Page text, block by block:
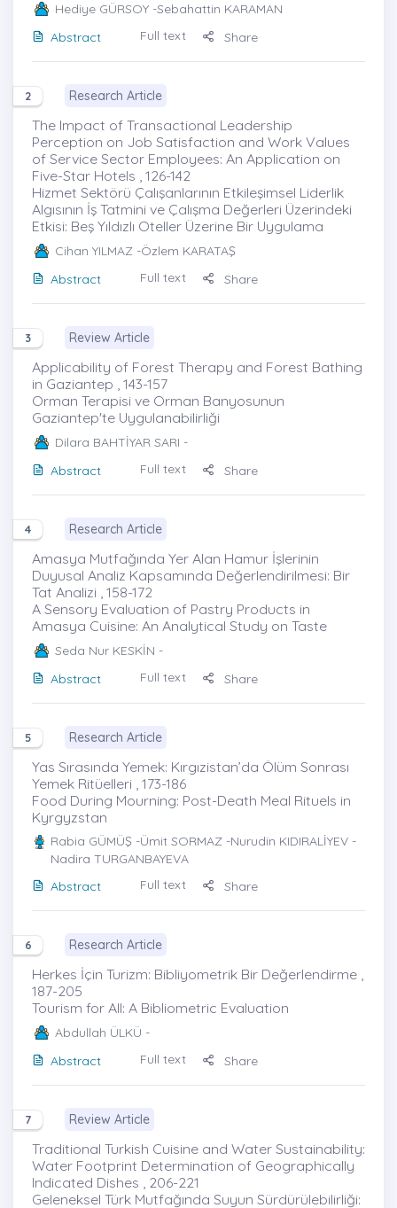
Hediye GÜRSOY -Sebahattin KARAMAN
Abstract
Full text Share
2 Research Article
The Impact of Transactional Leadership
Perception on Job Satisfaction and Work Values
of Service Sector Employees: An Application on
Five-Star Hotels , 126-142
Hizmet Sektörü Çalışanlarının Etkileşimsel Liderlik
Algısının İş Tatmini ve Çalışma Değerleri Üzerindeki
Etkisi: Beş Yıldızlı Oteller Üzerine Bir Uygulama
Cihan YILMAZ -Özlem KARATAŞ
Abstract
Full text Share
3 Review Article
Applicability of Forest Therapy and Forest Bathing
in Gaziantep , 143-157
Orman Terapisi ve Orman Banyosunun
Gaziantep'te Uygulanabilirliği
Dilara BAHTİYAR SARI -
Abstract
Full text Share
4 Research Article
Amasya Mutfağında Yer Alan Hamur İşlerinin
Duyusal Analiz Kapsamında Değerlendirilmesi: Bir
Tat Analizi , 158-172
A Sensory Evaluation of Pastry Products in
Amasya Cuisine: An Analytical Study on Taste
Seda Nur KESKİN -
Abstract
Full text Share
5 Research Article
Yas Sırasında Yemek: Kırgızistan’da Ölüm Sonrası
Yemek Ritüelleri , 173-186
Food During Mourning: Post-Death Meal Rituels in
Kyrgyzstan
Rabia GÜMÜŞ -Ümit SORMAZ -Nurudin KIDIRALİYEV -
Nadira TURGANBAYEVA
Abstract
Full text Share
6 Research Article
Herkes İçin Turizm: Bibliyometrik Bir Değerlendirme ,
187-205
Tourism for All: A Bibliometric Evaluation
Abdullah ÜLKÜ -
Abstract
Full text Share
7 Review Article
Traditional Turkish Cuisine and Water Sustainability:
Water Footprint Determination of Geographically
Indicated Dishes , 206-221
Geleneksel Türk Mutfağında Suyun Sürdürülebilirliği: